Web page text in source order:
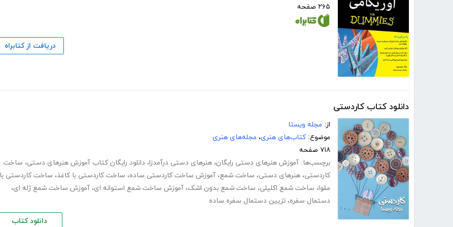
۲۶۵ صفحه
دریافت از کتابراه
دانلود کتاب کاردستی
از: مجله ویستا
موضوع: کتاب‌های هنری، مجله‌های هنری
۷۱۸ صفحه
برچسب‌ها: آموزش هنرهای دستی رایگان، هنرهای دستی درآمدزا، دانلود رایگان کتاب آموزش هنرهای دستی، ساخت
کاردستی، هنرهای دستی، ساخت شمع، آموزش ساخت کاردستی ساده، ساخت کاردستی با کاغذ، ساخت کاردستی با
مقوا، ساخت شمع اکلیلی، ساخت شمع بدون اشک، آموزش ساخت شمع استوانه ای، آموزش ساخت شمع ژله ای،
دستمال سفره، تزیین دستمال سفره ساده
دانلود کتاب